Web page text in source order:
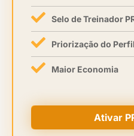
Selo de Treinador
Priorização do
Maior Economia
Ativar